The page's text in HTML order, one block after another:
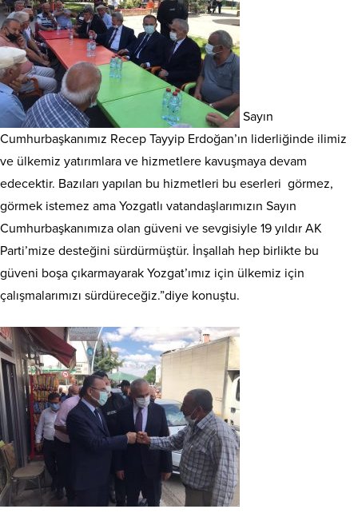
Sayın
Cumhurbaşkanımız Recep Tayyip Erdoğan’ın liderliğinde ilimiz
ve ülkemiz yatırımlara ve hizmetlere kavuşmaya devam
edecektir. Bazıları yapılan bu hizmetleri bu eserleri görmez,
görmek istemez ama Yozgatlı vatandaşlarımızın Sayın
Cumhurbaşkanımıza olan güveni ve sevgisiyle 19 yıldır AK
Parti’mize desteğini sürdürmüştür. İnşallah hep birlikte bu
güveni boşa çıkarmayarak Yozgat’ımız için ülkemiz için
çalışmalarımızı sürdüreceğiz.”diye konuştu.